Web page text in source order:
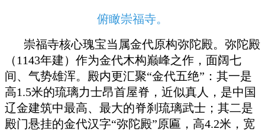
俯瞰崇福寺。
崇福寺核心瑰宝当属金代原构弥陀殿。弥陀殿
（1143年建）作为金代木构巅峰之作，面阔七
间、气势雄浑。殿内更汇聚“金代五绝”：其一是
高1.5米的琉璃力士昂首屋脊，近似真人，是中国
辽金建筑中最高、最大的脊刹琉璃武士；其二是
殿门悬挂的金代汉字“弥陀殿”原匾，高4.2米，宽